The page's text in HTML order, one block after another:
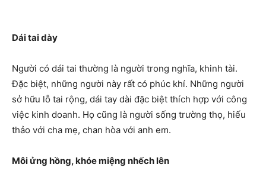
Dái tai dày
Người có dái tai thường là người trong nghĩa, khinh tài.
Đặc biệt, những người này rất có phúc khí. Những người
sở hữu lỗ tai rộng, dái tay dài đặc biệt thích hợp với công
việc kinh doanh. Họ cũng là người sống trường thọ, hiếu
thảo với cha mẹ, chan hòa với anh em.
Môi ửng hồng, khóe miệng nhếch lên